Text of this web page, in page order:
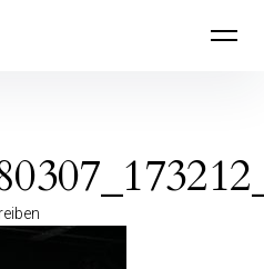
mit Rad